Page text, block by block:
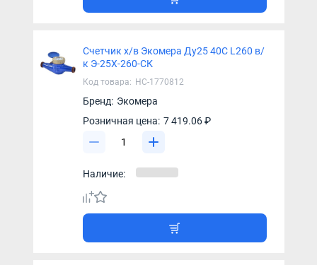
Счетчик х/в Экомера Ду25 40С L260 в/
к Э-25Х-260-СК
Код товара: НС-1770812
Бренд: Экомера
Розничная цена: 7 419.06 ₽
Наличие: